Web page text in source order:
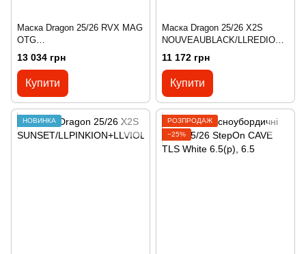
Маска Dragon 25/26 RVX MAG
OTG
RATTLED/LLREDION+LLAMBE
13 034 грн
Купити
Маска Dragon 25/26 X2S
NOUVEAUBLACK/LLREDION+
LLLTROSE
11 172 грн
Купити
НОВИНКА
РОЗПРОДАЖ
−25%